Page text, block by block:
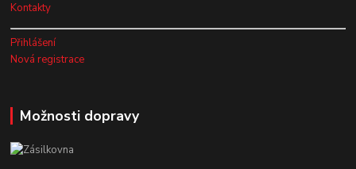
Kontakty
Přihlášení
Nová registrace
Možnosti dopravy